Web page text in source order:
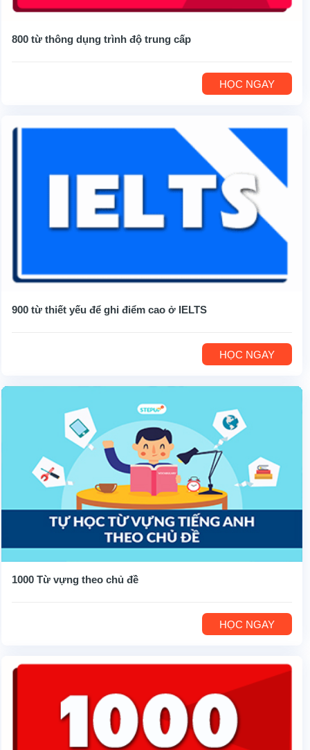
800 từ thông dụng trình độ trung cấp
HỌC NGAY
900 từ thiết yếu để ghi điểm cao ở IELTS
HỌC NGAY
1000 Từ vựng theo chủ đề
HỌC NGAY